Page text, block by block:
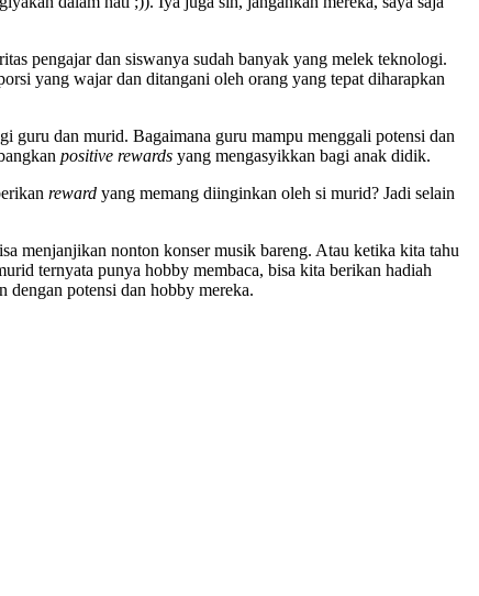
pengajar dan siswanya sudah banyak yang melek teknologi.
yang wajar dan ditangani oleh orang yang tepat diharapkan
guru dan murid. Bagaimana guru mampu menggali potensi dan
positive rewards yang mengasyikkan bagi anak didik.
reward yang memang diinginkan oleh si murid? Jadi selain
menjanjikan nonton konser musik bareng. Atau ketika kita tahu
ternyata punya hobby membaca, bisa kita berikan hadiah
dengan potensi dan hobby mereka.